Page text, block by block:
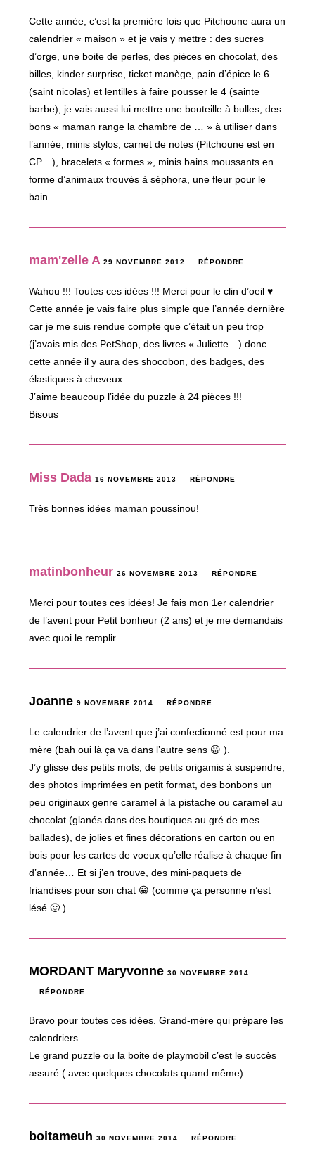
Cette année, c’est la première fois que Pitchoune aura un
calendrier « maison » et je vais y mettre : des sucres
d’orge, une boite de perles, des pièces en chocolat, des
billes, kinder surprise, ticket manège, pain d’épice le 6
(saint nicolas) et lentilles à faire pousser le 4 (sainte
barbe), je vais aussi lui mettre une bouteille à bulles, des
bons « maman range la chambre de … » à utiliser dans
l’année, minis stylos, carnet de notes (Pitchoune est en
CP…), bracelets « formes », minis bains moussants en
forme d’animaux trouvés à séphora, une fleur pour le
bain.
mam'zelle A 29 NOVEMBRE 2012 RÉPONDRE
Wahou !!! Toutes ces idées !!! Merci pour le clin d’oeil ♥
Cette année je vais faire plus simple que l’année dernière
car je me suis rendue compte que c’était un peu trop
(j’avais mis des PetShop, des livres « Juliette…) donc
cette année il y aura des shocobon, des badges, des
élastiques à cheveux.
J’aime beaucoup l’idée du puzzle à 24 pièces !!!
Bisous
Miss Dada 16 NOVEMBRE 2013 RÉPONDRE
Très bonnes idées maman poussinou!
matinbonheur 26 NOVEMBRE 2013 RÉPONDRE
Merci pour toutes ces idées! Je fais mon 1er calendrier
de l’avent pour Petit bonheur (2 ans) et je me demandais
avec quoi le remplir.
Joanne9 NOVEMBRE 2014 RÉPONDRE
Le calendrier de l’avent que j’ai confectionné est pour ma
mère (bah oui là ça va dans l’autre sens 😀 ).
J’y glisse des petits mots, de petits origamis à suspendre,
des photos imprimées en petit format, des bonbons un
peu originaux genre caramel à la pistache ou caramel au
chocolat (glanés dans des boutiques au gré de mes
ballades), de jolies et fines décorations en carton ou en
bois pour les cartes de voeux qu’elle réalise à chaque fin
d’année… Et si j’en trouve, des mini-paquets de
friandises pour son chat 😀 (comme ça personne n’est
lésé 🙂 ).
MORDANT Maryvonne30 NOVEMBRE 2014
RÉPONDRE
Bravo pour toutes ces idées. Grand-mère qui prépare les
calendriers.
Le grand puzzle ou la boite de playmobil c’est le succès
assuré ( avec quelques chocolats quand même)
boitameuh30 NOVEMBRE 2014 RÉPONDRE